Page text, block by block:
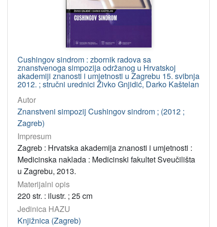
Cushingov sindrom : zbornik radova sa
znanstvenoga simpozija održanog u Hrvatskoj
akademiji znanosti i umjetnosti u Zagrebu 15. svibnja
2012. ; stručni urednici Živko Gnjidić, Darko Kaštelan
Autor
Znanstveni simpozij Cushingov sindrom ; (2012 ;
Zagreb)
Impresum
Zagreb : Hrvatska akademija znanosti i umjetnosti :
Medicinska naklada : Medicinski fakultet Sveučilišta
u Zagrebu, 2013.
Materijalni opis
220 str. : ilustr. ; 25 cm
Jedinica HAZU
Knjižnica (Zagreb)